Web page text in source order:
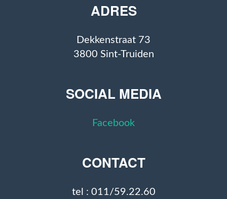
ADRES
Dekkenstraat 73
3800 Sint-Truiden
SOCIAL MEDIA
Facebook
CONTACT
tel : 011/59.22.60